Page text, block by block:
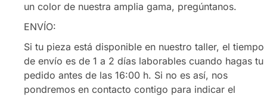
un color de nuestra amplia gama, pregúntanos.
ENVÍO:
Si tu pieza está disponible en nuestro taller, el tiempo
de envío es de 1 a 2 días laborables cuando hagas tu
pedido antes de las 16:00 h. Si no es así, nos
pondremos en contacto contigo para indicar el